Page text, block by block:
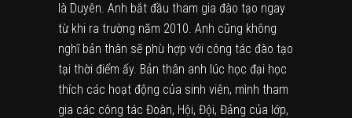
là Duyên. Anh bắt đầu tham gia đào tạo ngay
từ khi ra trường năm 2010. Anh cũng không
nghĩ bản thân sẽ phù hợp với công tác đào tạo
tại thời điểm ấy. Bản thân anh lúc học đại học
thích các hoạt động của sinh viên, mình tham
gia các công tác Đoàn, Hội, Đội, Đảng của lớp,